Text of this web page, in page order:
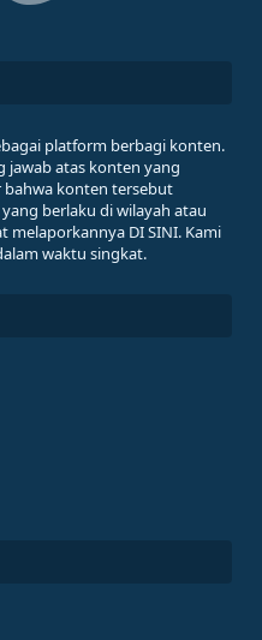
platform berbagi konten.
jawab atas konten yang
bahwa konten tersebut
berlaku di wilayah atau
melaporkannya DI SINI. Kami
waktu singkat.